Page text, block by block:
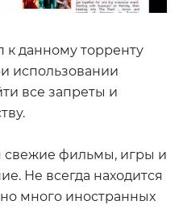
к данному торренту
использовании
все запреты и
свежие фильмы, игры и
Не всегда находится
много иностранных